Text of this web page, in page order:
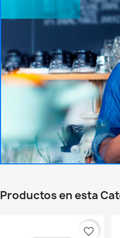
Productos en esta
favorite_border